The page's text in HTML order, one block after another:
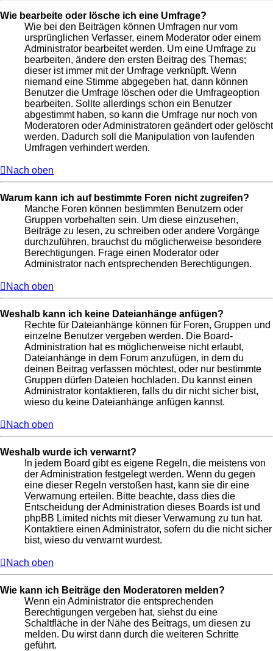
Wie bearbeite oder lösche ich eine Umfrage?
Wie bei den Beiträgen können Umfragen nur vom
ursprünglichen Verfasser, einem Moderator oder einem
Administrator bearbeitet werden. Um eine Umfrage zu
bearbeiten, ändere den ersten Beitrag des Themas;
dieser ist immer mit der Umfrage verknüpft. Wenn
niemand eine Stimme abgegeben hat, dann können
Benutzer die Umfrage löschen oder die Umfrageoption
bearbeiten. Sollte allerdings schon ein Benutzer
abgestimmt haben, so kann die Umfrage nur noch von
Moderatoren oder Administratoren geändert oder gelöscht
werden. Dadurch soll die Manipulation von laufenden
Umfragen verhindert werden.
Nach oben
Warum kann ich auf bestimmte Foren nicht zugreifen?
Manche Foren können bestimmten Benutzern oder
Gruppen vorbehalten sein. Um diese einzusehen,
Beiträge zu lesen, zu schreiben oder andere Vorgänge
durchzuführen, brauchst du möglicherweise besondere
Berechtigungen. Frage einen Moderator oder
Administrator nach entsprechenden Berechtigungen.
Nach oben
Weshalb kann ich keine Dateianhänge anfügen?
Rechte für Dateianhänge können für Foren, Gruppen und
einzelne Benutzer vergeben werden. Die Board-
Administration hat es möglicherweise nicht erlaubt,
Dateianhänge in dem Forum anzufügen, in dem du
deinen Beitrag verfassen möchtest, oder nur bestimmte
Gruppen dürfen Dateien hochladen. Du kannst einen
Administrator kontaktieren, falls du dir nicht sicher bist,
wieso du keine Dateianhänge anfügen kannst.
Nach oben
Weshalb wurde ich verwarnt?
In jedem Board gibt es eigene Regeln, die meistens von
der Administration festgelegt werden. Wenn du gegen
eine dieser Regeln verstoßen hast, kann sie dir eine
Verwarnung erteilen. Bitte beachte, dass dies die
Entscheidung der Administration dieses Boards ist und
phpBB Limited nichts mit dieser Verwarnung zu tun hat.
Kontaktiere einen Administrator, sofern du die nicht sicher
bist, wieso du verwarnt wurdest.
Nach oben
Wie kann ich Beiträge den Moderatoren melden?
Wenn ein Administrator die entsprechenden
Berechtigungen vergeben hat, siehst du eine
Schaltfläche in der Nähe des Beitrags, um diesen zu
melden. Du wirst dann durch die weiteren Schritte
geführt.